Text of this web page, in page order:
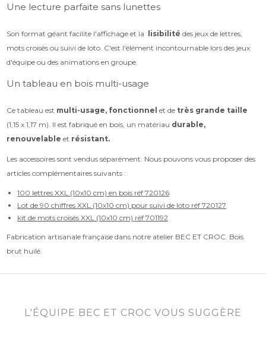
Une lecture parfaite sans lunettes
Son format géant facilite l'affichage et la lisibilité des jeux de lettres,
mots croisés ou suivi de loto. C'est l'élément incontournable lors des jeux
d'équipe ou des animations en groupe.
Un tableau en bois multi-usage
Ce tableau est multi-usage, fonctionnel et de très grande taille
(1,15 x 1,17 m). Il est fabriqué en bois, un matériau durable,
renouvelable et résistant.
Les accessoires sont vendus séparément. Nous pouvons vous proposer des
articles complémentaires suivants :
100 lettres XXL (10x10 cm) en bois réf 720126
Lot de 90 chiffres XXL (10x10 cm) pour suivi de loto réf 720127
kit de mots croisés XXL (10x10 cm) réf 701192
Fabrication artisanale française dans notre atelier BEC ET CROC. Bois
brut huilé.
L'ÉQUIPE BEC ET CROC VOUS SUGGÈRE